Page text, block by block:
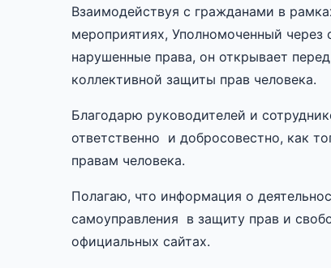
Взаимодействуя с гражданами в
мероприятиях, Уполномоченный
нарушенные права, он открывает
коллективной защиты прав человека.
Благодарю руководителей и
ответственно и добросовестно, как
правам человека.
Полагаю, что информация о
самоуправления в защиту прав и
официальных сайтах.